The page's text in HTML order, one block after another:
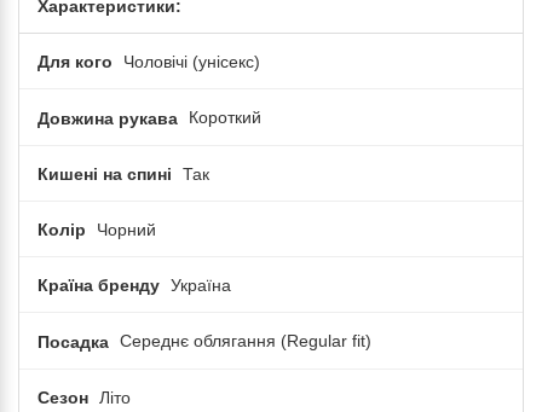
Характеристики:
Для кого Чоловічі (унісекс)
Довжина рукава Короткий
Кишені на спині Так
Колір Чорний
Країна бренду Україна
Посадка Середнє облягання (Regular fit)
Сезон Літо